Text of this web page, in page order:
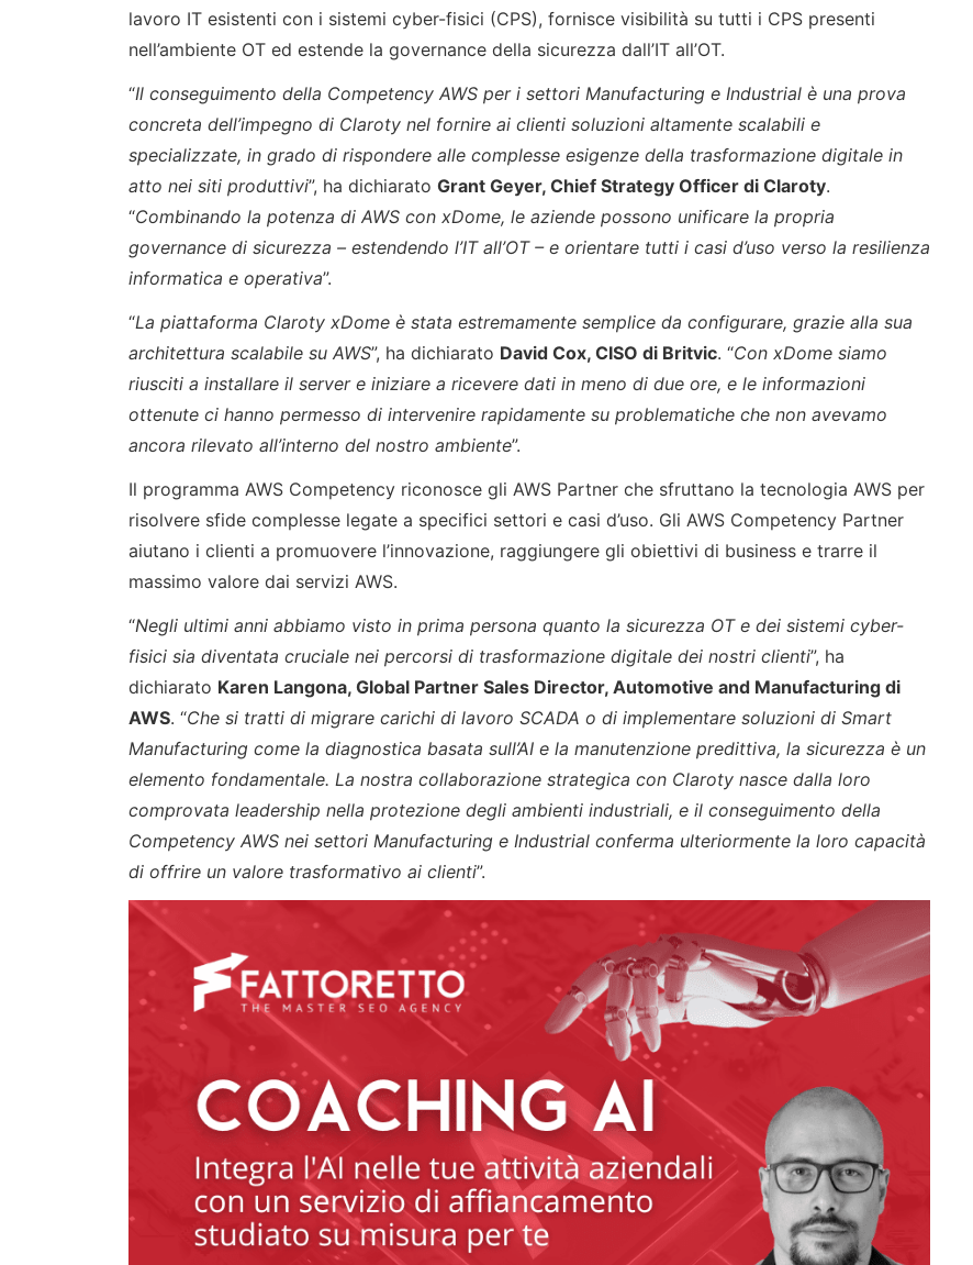
lavoro IT esistenti con i sistemi cyber-fisici (CPS), fornisce visibilità su tutti i CPS presenti
nell’ambiente OT ed estende la governance della sicurezza dall’IT all’OT.
“Il conseguimento della Competency AWS per i settori Manufacturing e Industrial è una prova
concreta dell’impegno di Claroty nel fornire ai clienti soluzioni altamente scalabili e
specializzate, in grado di rispondere alle complesse esigenze della trasformazione digitale in
atto nei siti produttivi”, ha dichiarato Grant Geyer, Chief Strategy Officer di Claroty.
“Combinando la potenza di AWS con xDome, le aziende possono unificare la propria
governance di sicurezza – estendendo l’IT all’OT – e orientare tutti i casi d’uso verso la resilienza
informatica e operativa”.
“La piattaforma Claroty xDome è stata estremamente semplice da configurare, grazie alla sua
architettura scalabile su AWS”, ha dichiarato David Cox, CISO di Britvic. “Con xDome siamo
riusciti a installare il server e iniziare a ricevere dati in meno di due ore, e le informazioni
ottenute ci hanno permesso di intervenire rapidamente su problematiche che non avevamo
ancora rilevato all’interno del nostro ambiente”.
Il programma AWS Competency riconosce gli AWS Partner che sfruttano la tecnologia AWS per
risolvere sfide complesse legate a specifici settori e casi d’uso. Gli AWS Competency Partner
aiutano i clienti a promuovere l’innovazione, raggiungere gli obiettivi di business e trarre il
massimo valore dai servizi AWS.
“Negli ultimi anni abbiamo visto in prima persona quanto la sicurezza OT e dei sistemi cyber-
fisici sia diventata cruciale nei percorsi di trasformazione digitale dei nostri clienti”, ha
dichiarato Karen Langona, Global Partner Sales Director, Automotive and Manufacturing di
AWS. “Che si tratti di migrare carichi di lavoro SCADA o di implementare soluzioni di Smart
Manufacturing come la diagnostica basata sull’AI e la manutenzione predittiva, la sicurezza è un
elemento fondamentale. La nostra collaborazione strategica con Claroty nasce dalla loro
comprovata leadership nella protezione degli ambienti industriali, e il conseguimento della
Competency AWS nei settori Manufacturing e Industrial conferma ulteriormente la loro capacità
di offrire un valore trasformativo ai clienti”.